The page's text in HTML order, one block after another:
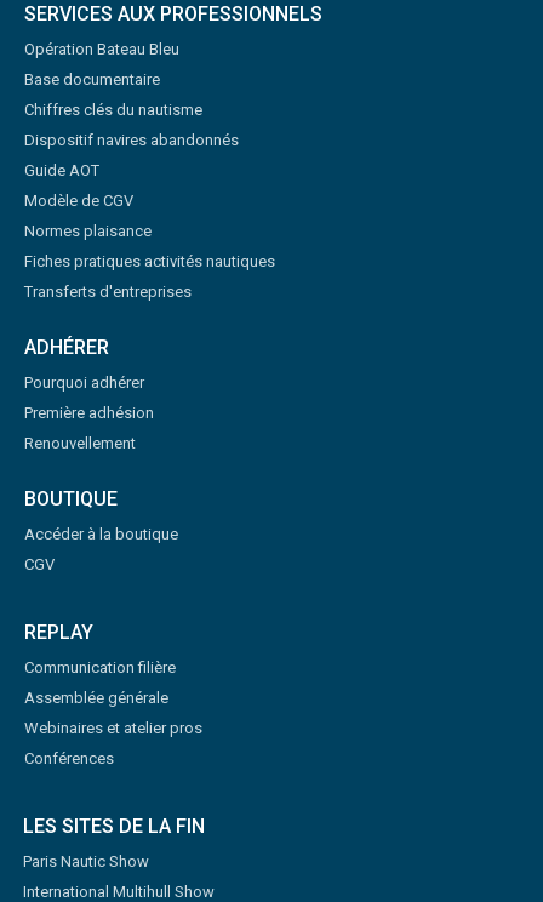
SERVICES AUX PROFESSIONNELS
Opération Bateau Bleu
Base documentaire
Chiffres clés du nautisme
Dispositif navires abandonnés
Guide AOT
Modèle de CGV
Normes plaisance
Fiches pratiques activités nautiques
Transferts d'entreprises
ADHÉRER
Pourquoi adhérer
Première adhésion
Renouvellement
BOUTIQUE
Accéder à la boutique
CGV
REPLAY
Communication filière
Assemblée générale
Webinaires et atelier pros
Conférences
LES SITES DE LA FIN
Paris Nautic Show
International Multihull Show